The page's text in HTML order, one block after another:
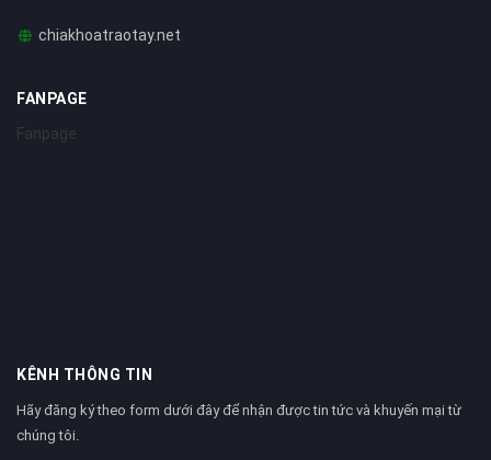
chiakhoatraotay.net
FANPAGE
Fanpage
KÊNH THÔNG TIN
Hãy đăng ký theo form dưới đây để nhận được tin tức và khuyến mại từ
chúng tôi.